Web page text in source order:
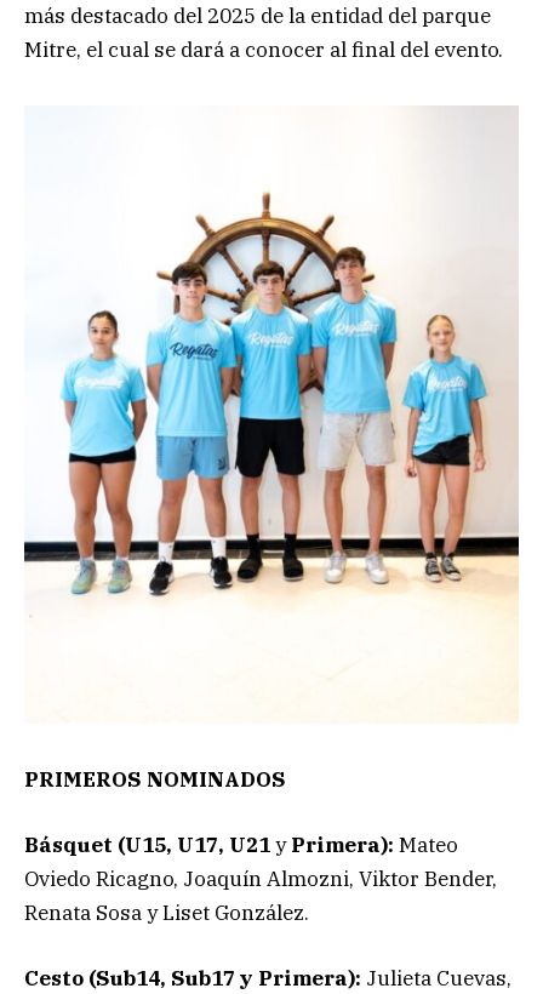
más destacado del 2025 de la entidad del parque
Mitre, el cual se dará a conocer al final del evento.
PRIMEROS NOMINADOS
Básquet (U15, U17, U21yPrimera): Mateo
Oviedo Ricagno, Joaquín Almozni, Viktor Bender,
Renata Sosa y Liset González.
Cesto (Sub14, Sub17 y Primera): Julieta Cuevas,